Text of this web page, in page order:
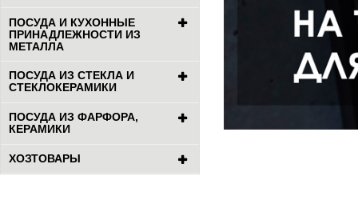
ПОСУДА И КУХОННЫЕ
ПРИНАДЛЕЖНОСТИ ИЗ
МЕТАЛЛА
ПОСУДА ИЗ СТЕКЛА И
СТЕКЛОКЕРАМИКИ
ПОСУДА ИЗ ФАРФОРА,
КЕРАМИКИ
ХОЗТОВАРЫ